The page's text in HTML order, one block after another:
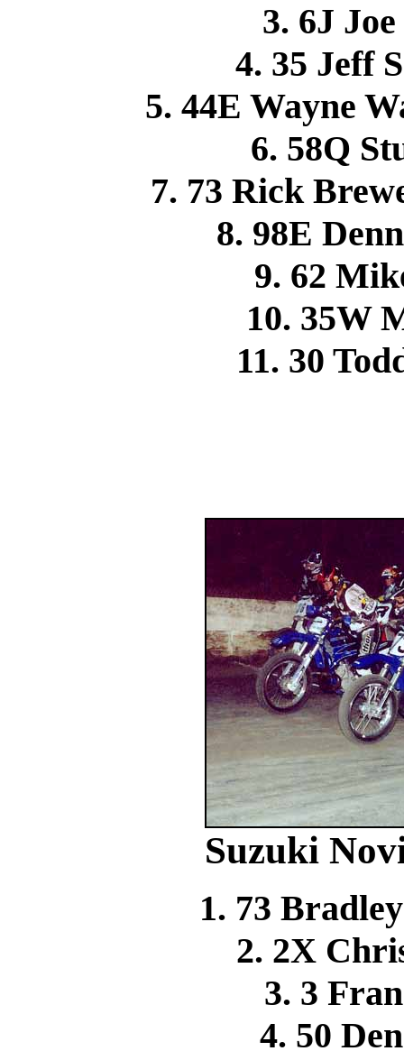
3. 6J
4. 35 Jeff
5. 44E Wayne
6. 58Q
7. 73 Rick
8. 98E
9. 62
10. 35W
11. 30
Suzuki
1. 73
2. 2X
3. 3
4. 50